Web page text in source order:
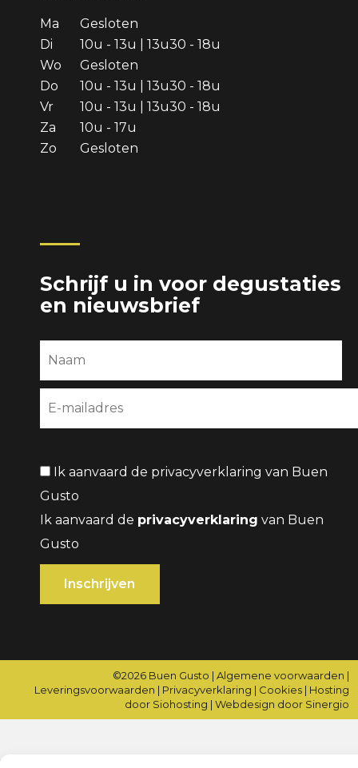
Ma
Gesloten
Di
10u - 13u | 13u30 - 18u
Wo
Gesloten
Do
10u - 13u | 13u30 - 18u
Vr
10u - 13u | 13u30 - 18u
Za
10u - 17u
Zo
Gesloten
Schrijf u in voor degustaties
en nieuwsbrief
Ik aanvaard de privacyverklaring van Buen
Gusto
Ik aanvaard de privacyverklaring van Buen
Gusto
©2026 Buen Gusto | Algemene voorwaarden |
Leveringsvoorwaarden | Privacyverklaring | Cookies | Hosting
door Siohosting | Webdesign door Sinergio